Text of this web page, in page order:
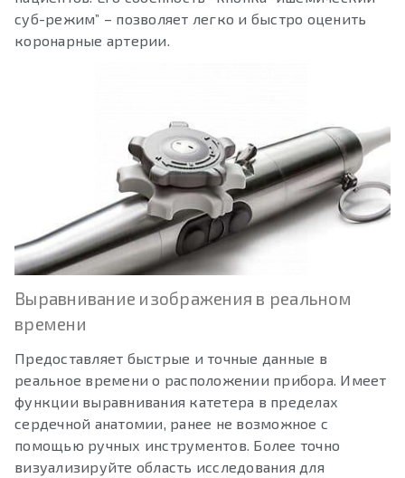
суб-режим” – позволяет легко и быстро оценить
коронарные артерии.
Выравнивание изображения в реальном
времени
Предоставляет быстрые и точные данные в
реальное времени о расположении прибора. Имеет
функции выравнивания катетера в пределах
сердечной анатомии, ранее не возможное с
помощью ручных инструментов. Более точно
визуализируйте область исследования для